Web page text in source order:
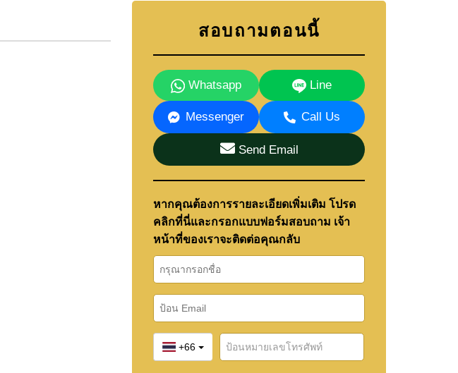
สอบถามตอนนี้
Whatsapp Line
Messenger Call Us
Send Email
หากคุณต้องการรายละเอียดเพิ่มเติม โปรด
คลิกที่นี่และกรอกแบบฟอร์มสอบถาม เจ้า
หน้าที่ของเราจะติดต่อคุณกลับ
+66